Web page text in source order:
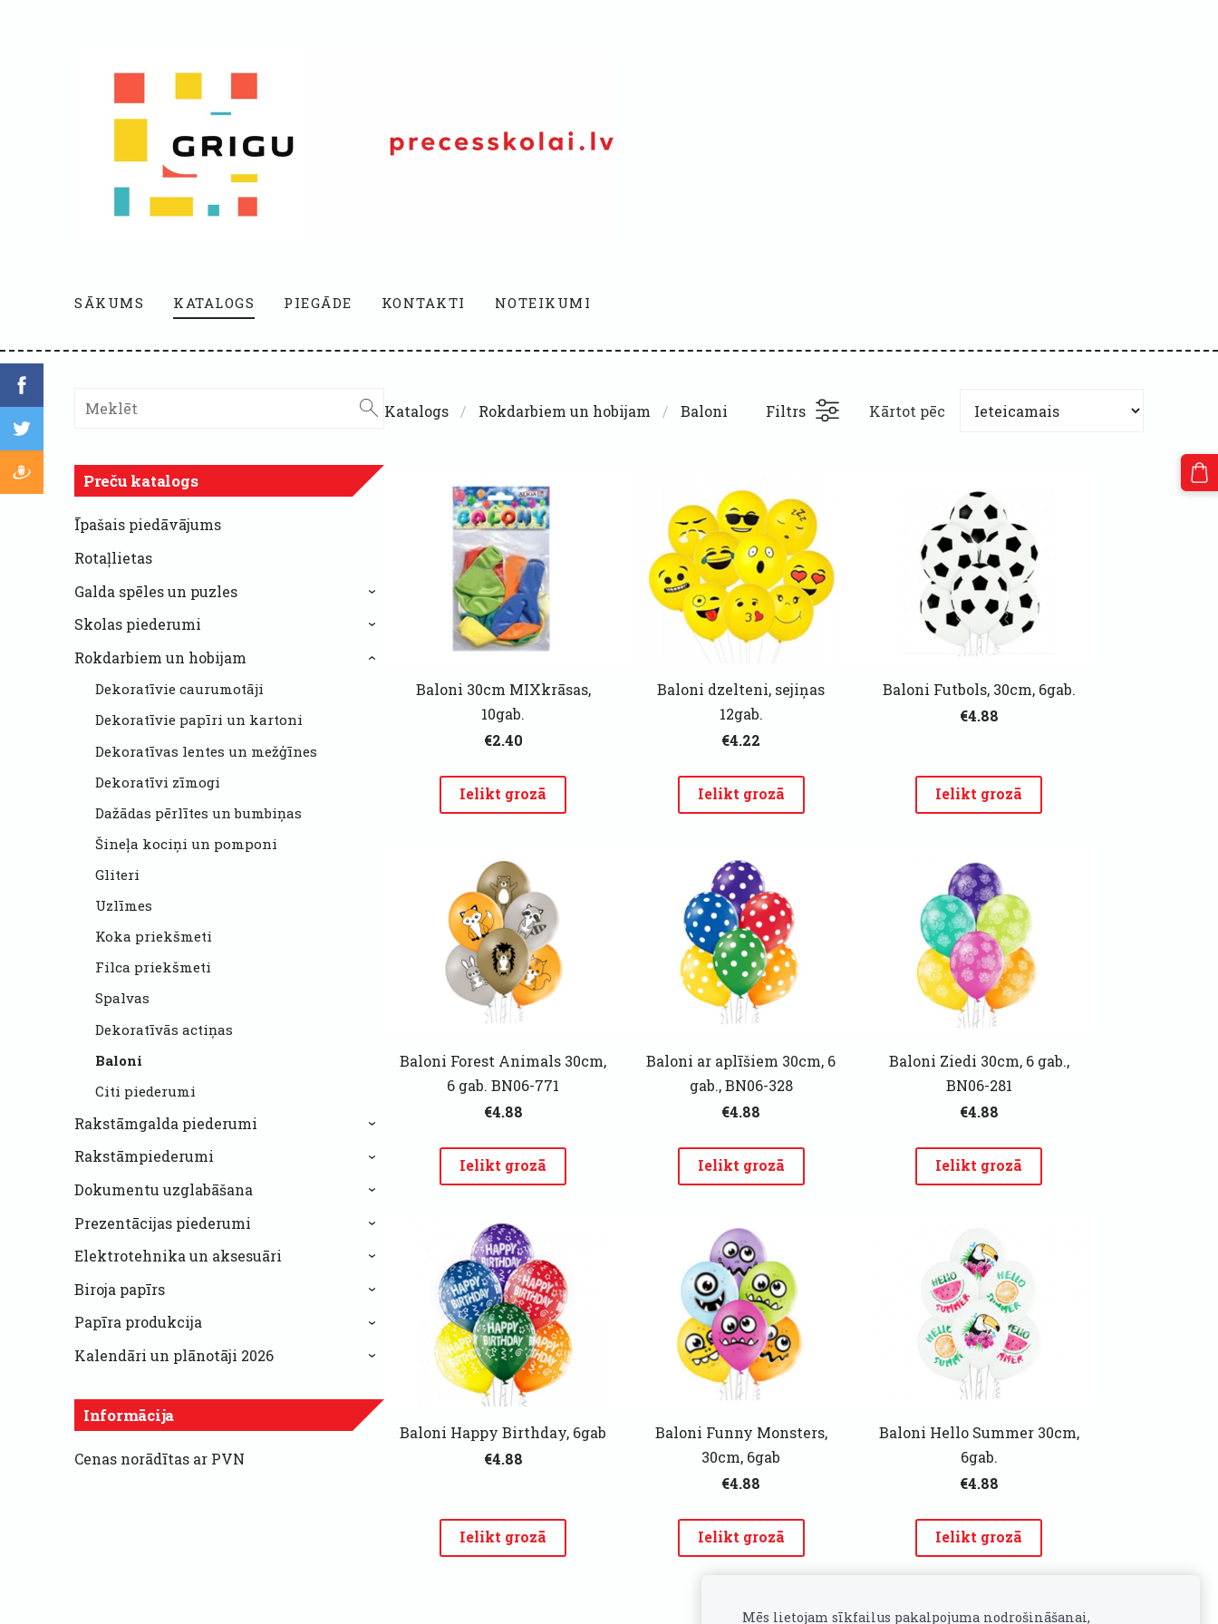
SĀKUMS KATALOGS PIEGĀDE KONTAKTI NOTEIKUMI
Preču katalogs
Īpašais piedāvājums
Rotaļlietas
Galda spēles un puzles
›
Skolas piederumi ›
Rokdarbiem un hobijam
Dekoratīvie caurumotāji
Dekoratīvie papīri un kartoni
Dekoratīvas lentes un mežģīnes
Dekoratīvi zīmogi
Dažādas pērlītes un bumbiņas
Šineļa kociņi un pomponi
Gliteri
Uzlīmes
Koka priekšmeti
Filca priekšmeti
Spalvas
Dekoratīvās actiņas
Baloni
Citi piederumi
›
Rakstāmgalda piederumi ›
Rakstāmpiederumi ›
Dokumentu uzglabāšana ›
Prezentācijas piederumi ›
Elektrotehnika un aksesuāri ›
Biroja papīrs ›
Papīra produkcija ›
Kalendāri un plānotāji 2026 ›
Informācija
Cenas norādītas ar PVN
Katalogs Rokdarbiem un hobijam Baloni Filtrs Kārtot pēc
Baloni 30cm MIXkrāsas,
10gab.
€2.40
Ielikt grozā
Baloni dzelteni, sejiņas
12gab.
€4.22
Ielikt grozā
Baloni Futbols, 30cm, 6gab.
€4.88
Ielikt grozā
Baloni Forest Animals 30cm,
6 gab. BN06-771
€4.88
Ielikt grozā
Baloni ar aplīšiem 30cm, 6
gab., BN06-328
€4.88
Ielikt grozā
Baloni Ziedi 30cm, 6 gab.,
BN06-281
€4.88
Ielikt grozā
Baloni Happy Birthday, 6gab
€4.88
Ielikt grozā
Baloni Funny Monsters,
30cm, 6gab
€4.88
Ielikt grozā
Baloni Hello Summer 30cm,
6gab.
€4.88
Ielikt grozā
Mēs lietojam sīkfailus pakalpojuma nodrošināšanai,